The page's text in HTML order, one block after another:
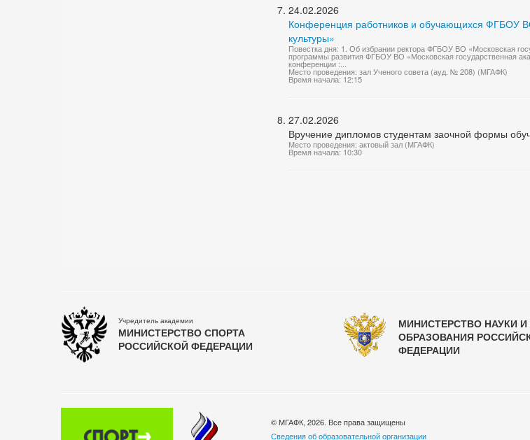
24.02.2026
Конференция работников и обучающихся ФГБОУ
культуры»
Повестка дня: 1. Об избрании ректора ФГБОУ ВО «Московская
программы развития ФГБОУ ВО «Московская государственная
конференции :...
Место проведения: зал Ученого совета (ауд. № 208) (МГАФК)
Время начала: 12:15
27.02.2026
Вручение дипломов студентам заочной формы
Место проведения: актовый зал (МГАФК)
Время начала: 10:30
Учредитель академии
МИНИСТЕРСТВО СПОРТА
РОССИЙСКОЙ ФЕДЕРАЦИИ
МИНИСТЕРСТВО НАУКИ
ОБРАЗОВАНИЯ
ФЕДЕРАЦИИ
© МГАФК, 2026. Все права защищены
Сведения об образовательной организации